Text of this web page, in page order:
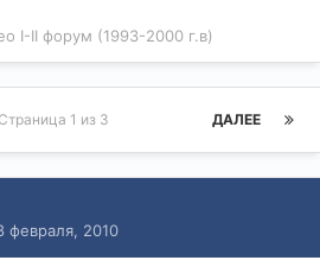
I-II форум (1993-2000 г.в)
ДАЛЕЕ
Страница 1 из 3
февраля, 2010